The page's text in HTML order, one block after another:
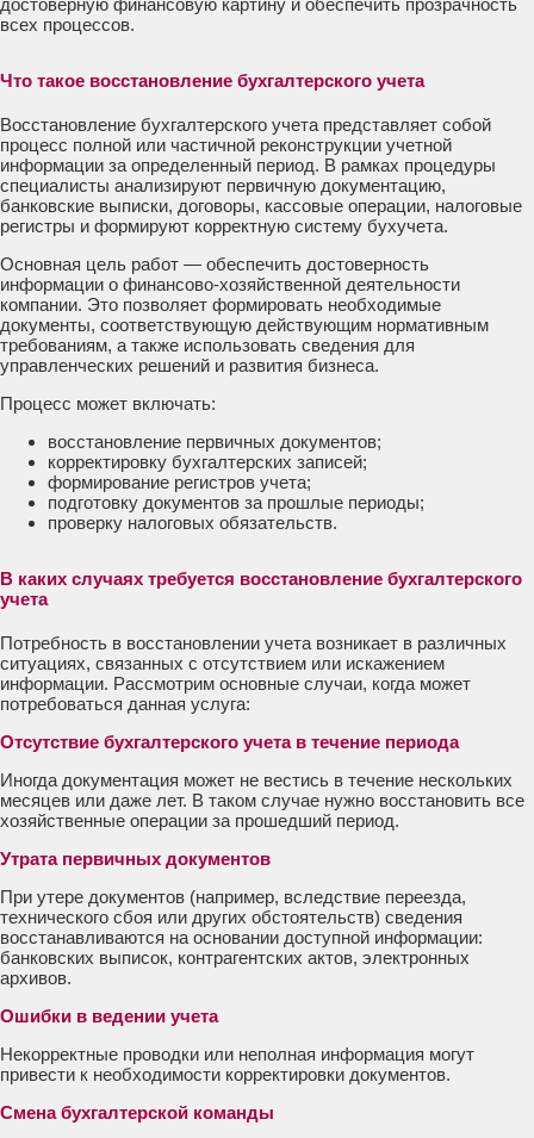
всех процессов.
Что такое восстановление бухгалтерского учета
Восстановление бухгалтерского учета представляет собой
процесс полной или частичной реконструкции учетной
информации за определенный период. В рамках процедуры
специалисты анализируют первичную документацию,
банковские выписки, договоры, кассовые операции, налоговые
регистры и формируют корректную систему бухучета.
Основная цель работ — обеспечить достоверность
информации о финансово-хозяйственной деятельности
компании. Это позволяет формировать необходимые
документы, соответствующую действующим нормативным
требованиям, а также использовать сведения для
управленческих решений и развития бизнеса.
Процесс может включать:
восстановление первичных документов;
корректировку бухгалтерских записей;
формирование регистров учета;
подготовку документов за прошлые периоды;
проверку налоговых обязательств.
В каких случаях требуется восстановление бухгалтерского
учета
Потребность в восстановлении учета возникает в различных
ситуациях, связанных с отсутствием или искажением
информации. Рассмотрим основные случаи, когда может
потребоваться данная услуга:
Отсутствие бухгалтерского учета в течение периода
Иногда документация может не вестись в течение нескольких
месяцев или даже лет. В таком случае нужно восстановить все
хозяйственные операции за прошедший период.
Утрата первичных документов
При утере документов (например, вследствие переезда,
технического сбоя или других обстоятельств) сведения
восстанавливаются на основании доступной информации:
банковских выписок, контрагентских актов, электронных
архивов.
Ошибки в ведении учета
Некорректные проводки или неполная информация могут
привести к необходимости корректировки документов.
Смена бухгалтерской команды